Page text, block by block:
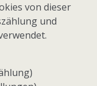
vorbehalten
von dieser
und